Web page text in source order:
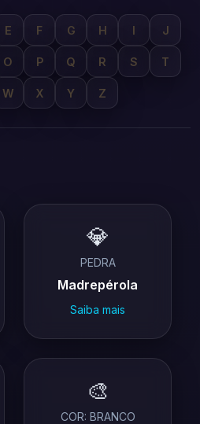
E F G H I J
O P Q R S T
W X Y Z
💎
PEDRA
Madrepérola
Saiba mais
🎨
COR: BRANCO